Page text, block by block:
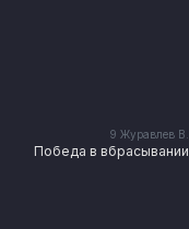
9 Журавлев В.
Победа в вбрасывании